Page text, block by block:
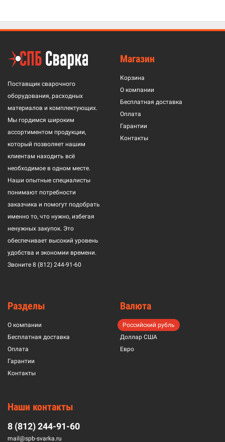
Поставщик сварочного
оборудования, расходных
материалов и комплектующих.
Мы гордимся широким
ассортиментом продукции,
который позволяет нашим
клиентам находить всё
необходимое в одном месте.
Наши опытные специалисты
понимают потребности
заказчика и помогут подобрать
именно то, что нужно, избегая
ненужных закупок. Это
обеспечивает высокий уровень
удобства и экономии времени.
Звоните 8 (812) 244-91-60
Магазин
Корзина
О компании
Бесплатная доставка
Оплата
Гарантии
Контакты
Разделы
О компании
Бесплатная доставка
Оплата
Гарантии
Контакты
Валюта
Российский рубль
Доллар США
Евро
Наши контакты
8 (812) 244-91-60
mail@spb-svarka.ru